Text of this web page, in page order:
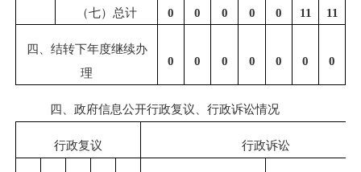
（七）总计 0 0 0 0 0 11 11
四、结转下年度继续办
理
0 0 0 0 0 0 0
四、政府信息公开行政复议、行政诉讼情况
行政复议 行政诉讼